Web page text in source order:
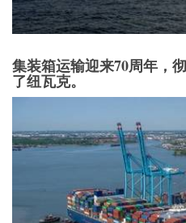
集装箱运输迎来70周年，
了纽瓦克。